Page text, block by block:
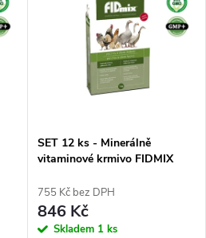
SET 12 ks - Minerálně
vitaminové krmivo FIDMIX
DRŮBEŽE 1kg
755 Kč bez DPH
846 Kč
Skladem 1 ks